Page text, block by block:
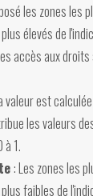
les zones les
élevés de
accès aux
valeur est
les valeurs
1.
: Les zones les
faibles de